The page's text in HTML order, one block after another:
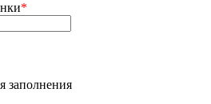
*
заполнения